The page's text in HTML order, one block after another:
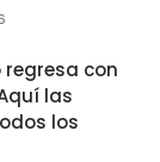
regresa con
las
los